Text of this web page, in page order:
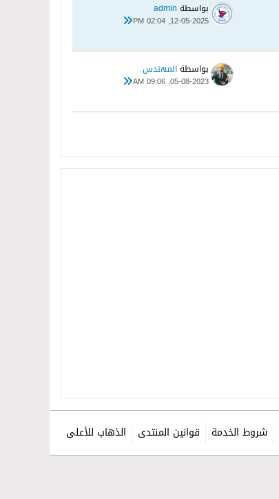
بواسطة admin
12-05-2025, 02:04 PM
بواسطةالمهندس
05-08-2023, 09:06 AM
شروط الخدمة قوانين المنتدى الذهاب للأعلى